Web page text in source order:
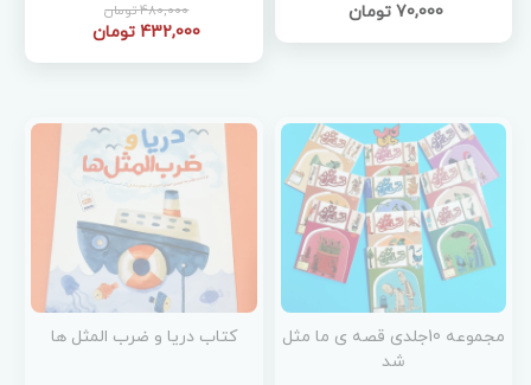
70,000 تومان 480,000 تومان
432,000 تومان
مجموعه 10جلدی قصه ی ما مثل
شد
کتاب دریا و ضرب المثل ها